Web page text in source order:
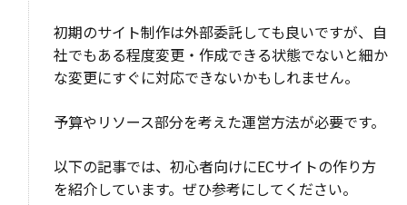
初期のサイト制作は外部委託しても良いですが、自
社でもある程度変更・作成できる状態でないと細か
な変更にすぐに対応できないかもしれません。
予算やリソース部分を考えた運営方法が必要です。
以下の記事では、初心者向けにECサイトの作り方
を紹介しています。ぜひ参考にしてください。